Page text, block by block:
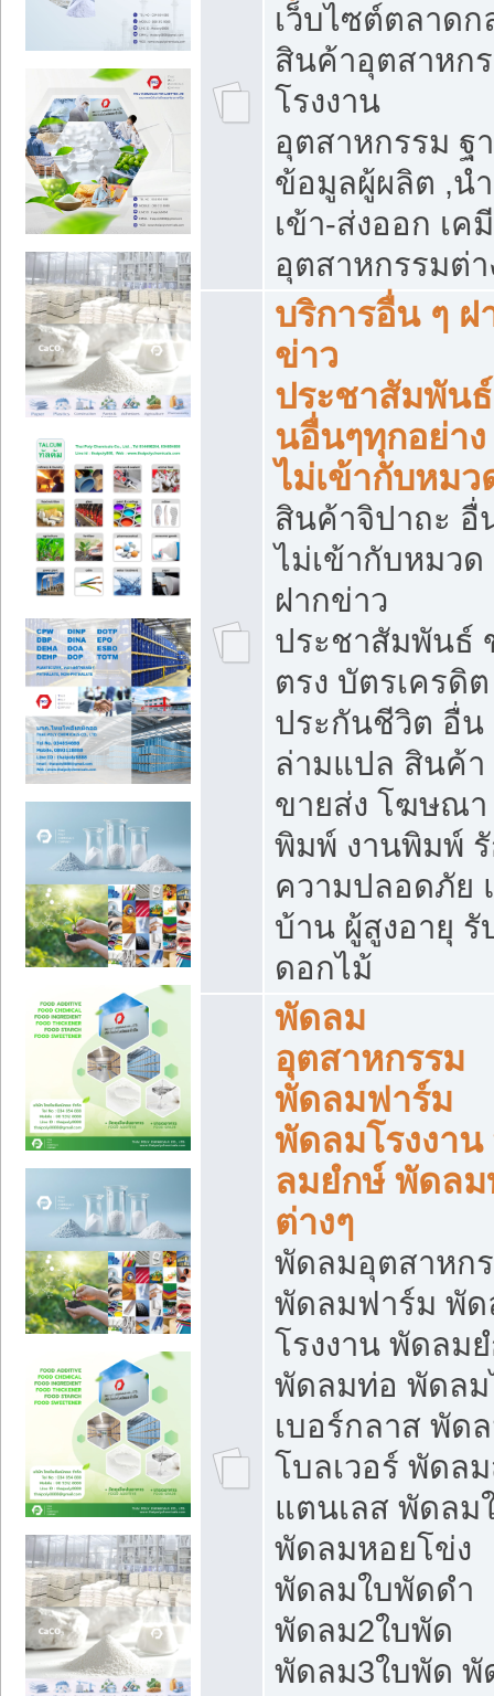
เว็บไซต์ตลาดก
สินค้าอุตสาหก
โรงงาน
อุตสาหกรรม ฐ
ข้อมูลผู้ผลิต ,นำ
เข้า-ส่งออก เคมี
อุตสาหกรรมต่า
บริการอื่น ๆ ฝ
ข่าว
ประชาสัมพัน
นอื่นๆทุกอย่า
ไม่เข้ากับหมว
สินค้าจิปาถะ อื่
ไม่เข้ากับหมวด
ฝากข่าว
ประชาสัมพันธ์
ตรง บัตรเครดิต
ประกันชีวิต อื่น
ล่ามแปล สินค้า
ขายส่ง โฆษณา
พิมพ์ งานพิมพ์
ความปลอดภัย
บ้าน ผู้สูงอายุ รั
ดอกไม้
พัดลม
อุตสาหกรรม
พัดลมฟาร์ม
พัดลมโรงงา
ลมยํกษ์ พัดลม
ต่างๆ
พัดลมอุตสาหก
พัดลมฟาร์ม พั
โรงงาน พัดลม
พัดลมท่อ พัดล
เบอร์กลาส พัด
โบลเวอร์ พัดล
แตนเลส พัดลม
พัดลมหอยโข่ง
พัดลมใบพัดดำ
พัดลม2ใบพัด
พัดลม3ใบพัด พั